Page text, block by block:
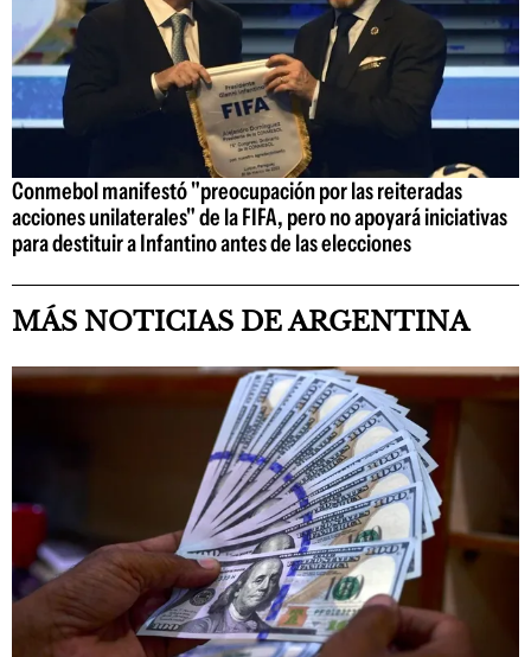
Conmebol manifestó "preocupación por las reiteradas
acciones unilaterales" de la FIFA, pero no apoyará iniciativas
para destituir a Infantino antes de las elecciones
MÁS NOTICIAS DE ARGENTINA